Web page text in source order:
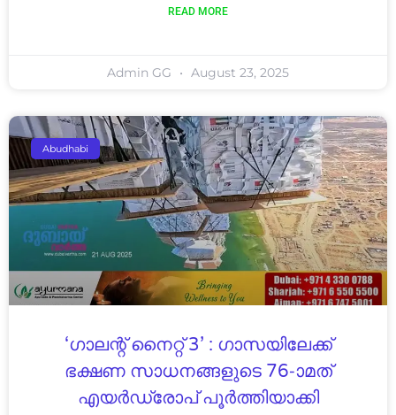
READ MORE
Admin GG August 23, 2025
Abudhabi
‘ഗാലന്റ് നൈറ്റ് 3’ : ഗാസയിലേക്ക്
ഭക്ഷണ സാധനങ്ങളുടെ 76-ാമത്
എയർഡ്രോപ് പൂർത്തിയാക്കി